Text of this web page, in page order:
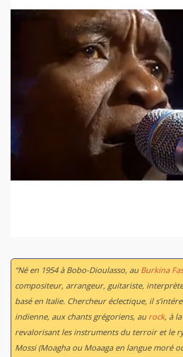
“Né en 1954 à Bobo-Dioulasso, au Burkina
compositeur, arrangeur, guitariste,
basé en Italie. Chercheur éclectique, il
indienne, aux chants grégoriens, au rock, à la
revalorisant les instruments du terroir et le
Mossi (Moagha ou Moaaga en langue moré